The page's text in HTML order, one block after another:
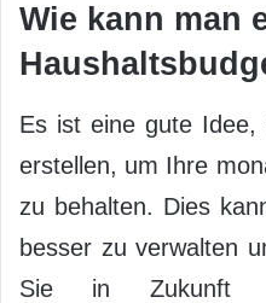
Wie kann man
Es ist eine gute Idee,
erstellen, um Ihre
zu behalten. Dies
besser zu verwalten
Sie in Zukunft